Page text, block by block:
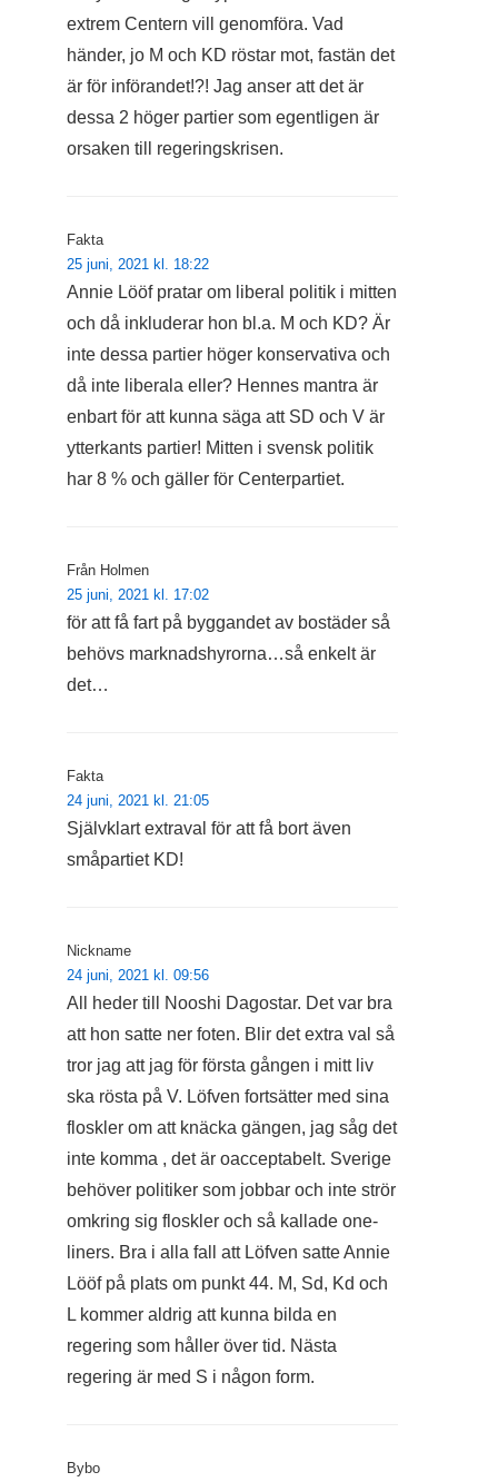
extrem Centern vill genomföra. Vad
händer, jo M och KD röstar mot, fastän det
är för införandet!?! Jag anser att det är
dessa 2 höger partier som egentligen är
orsaken till regeringskrisen.
Fakta
25 juni, 2021 kl. 18:22
Annie Lööf pratar om liberal politik i mitten
och då inkluderar hon bl.a. M och KD? Är
inte dessa partier höger konservativa och
då inte liberala eller? Hennes mantra är
enbart för att kunna säga att SD och V är
ytterkants partier! Mitten i svensk politik
har 8 % och gäller för Centerpartiet.
Från Holmen
25 juni, 2021 kl. 17:02
för att få fart på byggandet av bostäder så
behövs marknadshyrorna…så enkelt är
det…
Fakta
24 juni, 2021 kl. 21:05
Självklart extraval för att få bort även
småpartiet KD!
Nickname
24 juni, 2021 kl. 09:56
All heder till Nooshi Dagostar. Det var bra
att hon satte ner foten. Blir det extra val så
tror jag att jag för första gången i mitt liv
ska rösta på V. Löfven fortsätter med sina
floskler om att knäcka gängen, jag såg det
inte komma , det är oacceptabelt. Sverige
behöver politiker som jobbar och inte strör
omkring sig floskler och så kallade one-
liners. Bra i alla fall att Löfven satte Annie
Lööf på plats om punkt 44. M, Sd, Kd och
L kommer aldrig att kunna bilda en
regering som håller över tid. Nästa
regering är med S i någon form.
Bybo